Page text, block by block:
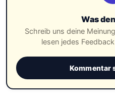
Was
Schreib uns deine
lesen jedes
Kommentar